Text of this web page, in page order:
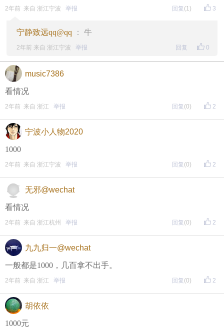
每晚20:00准时开始！
关注我，锁定
红包帖分享此帖至朋友圈或好友，有机会获得更多红
包。
• 参与方式
二、分享主题帖，阅读数达到5个即可领取红包！
（必须在手机客户端参与哦！请注意下方参与方式
↓）
面搜索下载
方式二 ：安卓系统已经上线，请大家在安卓应用市场
页面搜索下载
东方热线APP新版本功能具体可参见【
全新上线！这些新功能你了解吗？
】指南，点击链接打开，
即可查看
3
2年前 来自 浙江宁波 举报 回复 (1)
宁静致远qq@qq ： 牛
0
2年前 来自 浙江宁波 举报 回复
music7386
看情况
2
2年前 来自 浙江 举报 回复 (0)
宁波小人物2020
1000
2
2年前 来自 浙江宁波 举报 回复 (0)
无邪@wechat
看情况
2
2年前 来自 浙江杭州 举报 回复 (0)
九九归一@wechat
一般都是1000，几百拿不出手。
2
2年前 来自 浙江 举报 回复 (0)
胡依依
1000元